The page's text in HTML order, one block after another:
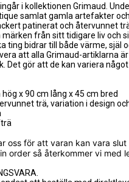
i kollektionen Grimaud.
samlat gamla artefakter
patinerat och återvunnet
märken från sitt tidigare liv och
ting bidrar till både värme, själ
att alla Grimaud-artiklarna
Det gör att de kan variera
x 90 cm lång x 45 cm bred
trä, variation i design
oss för att varan kan vara slut
order så återkommer vi med